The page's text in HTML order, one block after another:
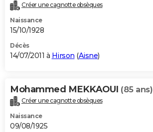
Créer une cagnotte obsèques
Naissance
15/10/1928
Décès
14/07/2011 à Hirson (Aisne)
Mohammed MEKKAOUI (85 ans)
Créer une cagnotte obsèques
Naissance
09/08/1925